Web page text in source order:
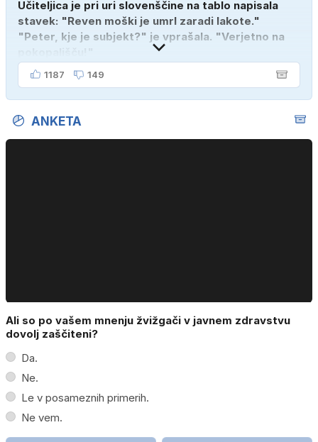
Učiteljica je pri uri slovenščine na tablo napisala
stavek: "Reven moški je umrl zaradi lakote."
"Peter, kje je subjekt?" je vprašala. "Verjetno na
1187 149
ANKETA
Ali so po vašem mnenju žvižgači v javnem zdravstvu
dovolj zaščiteni?
Da.
Ne.
Le v posameznih primerih.
Ne vem.